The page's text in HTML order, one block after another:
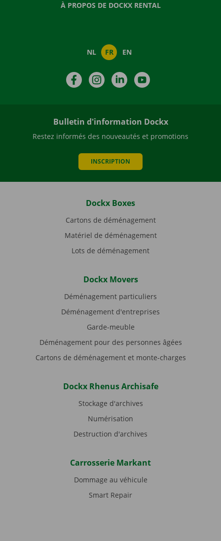
À PROPOS DE DOCKX RENTAL
NL FR EN
FacebookInstagramLinkedIn
Bulletin d'information Dockx
Restez informés des nouveautés et promotions
INSCRIPTION
Dockx Boxes
Cartons de déménagement
Matériel de déménagement
Lots de déménagement
Dockx Movers
Déménagement particuliers
Déménagement d'entreprises
Garde-meuble
Déménagement pour des personnes âgées
Cartons de déménagement et monte-charges
Dockx Rhenus Archisafe
Stockage d'archives
Numérisation
Destruction d'archives
Carrosserie Markant
Dommage au véhicule
Smart Repair